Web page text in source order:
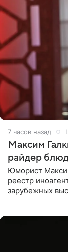
7 часов назад
Максим
райдер
Юморист
реестр
зарубежных